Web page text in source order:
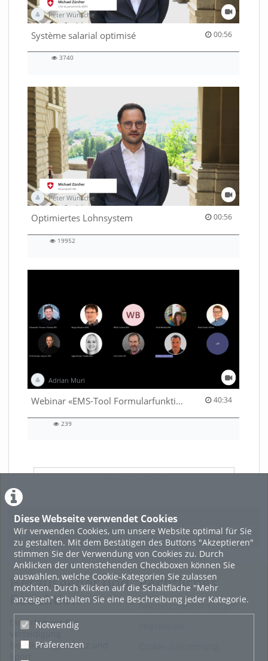
Diese Webseite verwendet Cookies
Wir verwenden Cookies, um unsere Website optimal für Sie
zu gestalten. Mit dem Bestätigen des Buttons "Akzeptieren"
stimmen Sie der Verwendung von Cookies zu. Durch
Anklicken der untenstehenden Checkboxen können Sie
auswählen, welche Cookie-Kategorien Sie zulassen
möchten. Durch Klicken auf die Schaltfläche "Mehr
anzeigen" erhalten Sie eine Beschreibung jeder Kategorie.
Notwendig
Präferenzen
Peter Wünsche
Système salarial optimisé 00:56
00:56 duration
3740
Peter Wünsche
Optimiertes Lohnsystem 00:56
00:56 duration
19952
Adrian Muri
Webinar «EMS-Tool Formularfunktion» 40:34
40:34 duration
239
Featured
Beliebtheit
Herausgeber und
Redaktion
Departement für
Bevölkerungsschutz und
Rechtliches
Nutzungsbestimmungen